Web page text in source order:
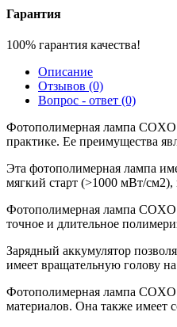
Гарантия
100% гарантия качества!
Описание
Отзывов (0)
Вопрос - ответ (0)
Фотополимерная лампа COXO
практике. Ее преимущества
Эта фотополимерная лампа
мягкий старт (>1000 мВт/
Фотополимерная лампа COXO
точное и длительное
Зарядный аккумулятор
имеет вращательную голову
Фотополимерная лампа
материалов. Она также